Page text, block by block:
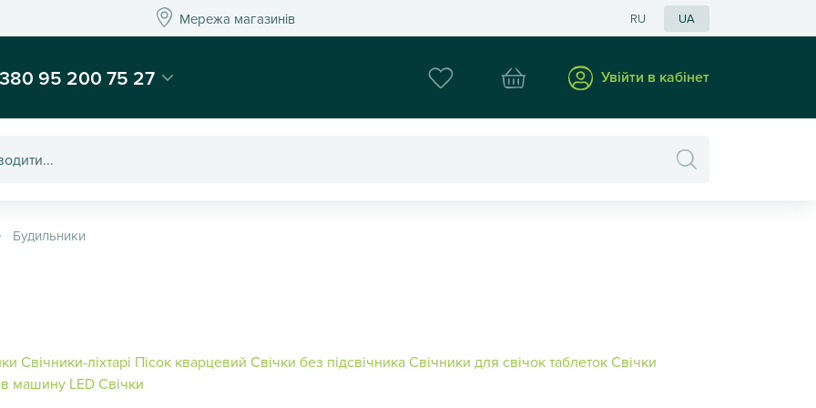
Мережа магазинівМережа магазинів RU UA
магазин подарунків та декору - Kaktus
95 200 75 27 Увійти в кабінет
Будильники
Свічники-ліхтарі Пісок кварцевий Свічки без підсвічникаСвічники для свічок таблетокСвічки
в машину LED Свічки